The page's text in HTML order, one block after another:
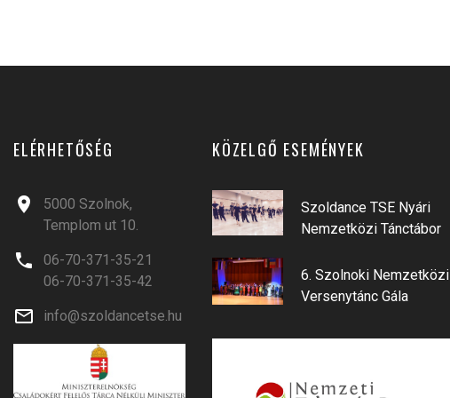
ELÉRHETŐSÉG
5000 Szolnok,
Templom ut 10.
06-70-371-35-21
06-70-371-35-42
info@szoldancetse.hu
KÖZELGŐ ESEMÉNYEK
Szoldance TSE Nyári
Nemzetközi Tánctábor
6. Szolnoki Nemzetközi
Versenytánc Gála